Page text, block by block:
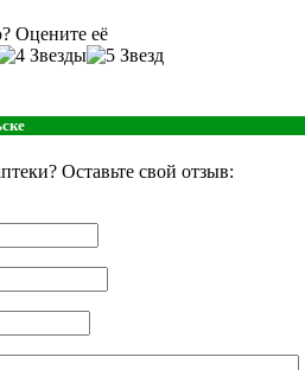
Оцените её
Оставьте свой отзыв: